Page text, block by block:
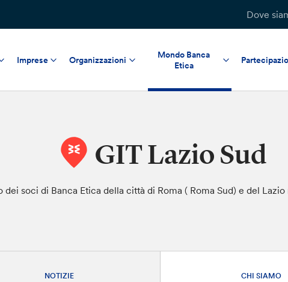
Dove
Imprese Organizzazioni
Mondo Banca
Etica
GIT Lazio Sud
soci di Banca Etica della città di Roma ( Roma Sud) e del
NOTIZIE CHI SIAMO